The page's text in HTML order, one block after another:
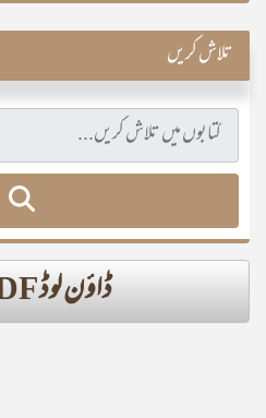
تلاش کریں
ڈاؤن لوڈ PDF